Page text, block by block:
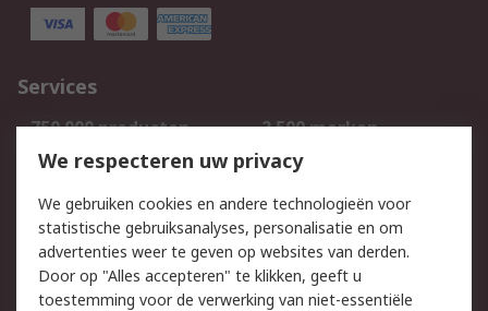
Services
750.000 producten
2.500 merken
Bestellen
Inkoopoplossingen
Track & Trace
Wettelijk
We respecteren uw privacy
We gebruiken cookies en andere technologieën voor
statistische gebruiksanalyses, personalisatie en om
advertenties weer te geven op websites van derden.
Door op "Alles accepteren" te klikken, geeft u
toestemming voor de verwerking van niet-essentiële